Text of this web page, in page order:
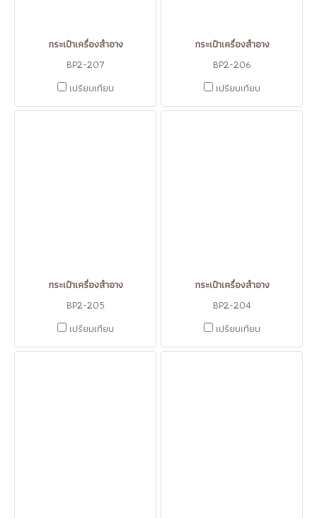
กระเป๋าเครื่องสำอาง
BP2-207
เปรียบเทียบ
กระเป๋าเครื่องสำอาง
BP2-206
เปรียบเทียบ
กระเป๋าเครื่องสำอาง
BP2-205
เปรียบเทียบ
กระเป๋าเครื่องสำอาง
BP2-204
เปรียบเทียบ